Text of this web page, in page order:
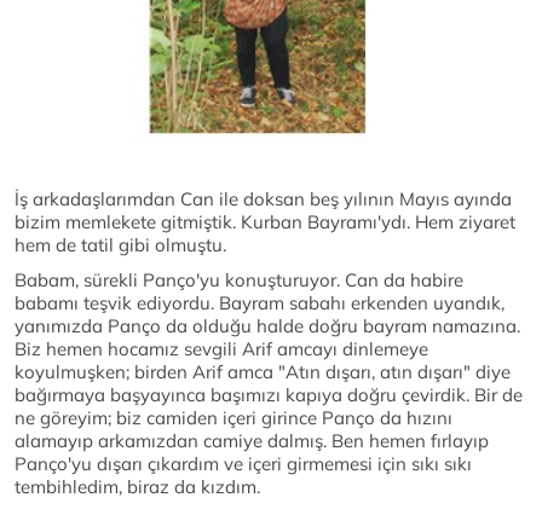
İş arkadaşlarımdan Can ile doksan beş yılının Mayıs ayında
bizim memlekete gitmiştik. Kurban Bayramı'ydı. Hem ziyaret
hem de tatil gibi olmuştu.
Babam, sürekli Panço'yu konuşturuyor. Can da habire
babamı teşvik ediyordu. Bayram sabahı erkenden uyandık,
yanımızda Panço da olduğu halde doğru bayram namazına.
Biz hemen hocamız sevgili Arif amcayı dinlemeye
koyulmuşken; birden Arif amca "Atın dışarı, atın dışarı" diye
bağırmaya başyayınca başımızı kapıya doğru çevirdik. Bir de
ne göreyim; biz camiden içeri girince Panço da hızını
alamayıp arkamızdan camiye dalmış. Ben hemen fırlayıp
Panço'yu dışarı çıkardım ve içeri girmemesi için sıkı sıkı
tembihledim, biraz da kızdım.